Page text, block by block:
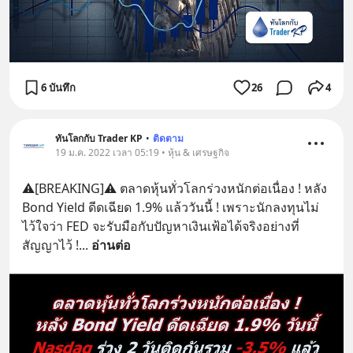
6 บันทึก 26 4
ทันโลกกับ Trader KP • ติดตาม
19 ม.ค. 2022 เวลา 05:19 • หุ้น & เศรษฐกิจ
⚠️[BREAKING]⚠️ ตลาดหุ้นทั่วโลกร่วงหนักต่อเนื่อง ! หลัง
Bond Yield ดีดเฉียด 1.9% แล้ววันนี้ ! เพราะนักลงทุนไม่
ไว้ใจว่า FED จะรับมือกับปัญหาเงินเฟ้อได้จริงอย่างที่
สัญญาไว้ !... อ่านต่อ